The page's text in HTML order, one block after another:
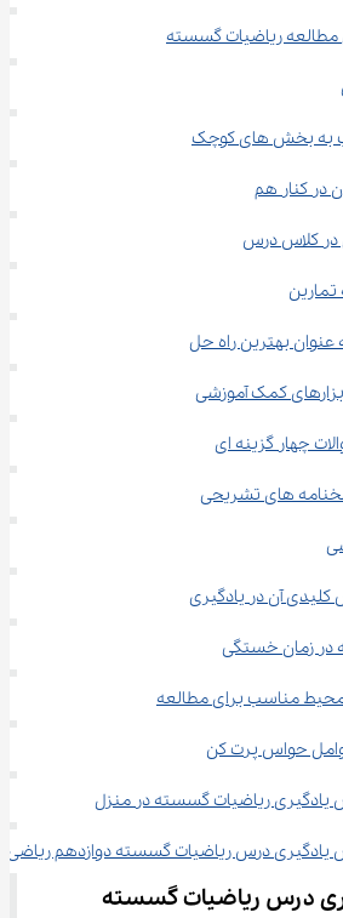
ریاضیات گسسته
به بخش های کوچک
در کنار هم
کلاس درس
عنوان بهترین راه حل
کمک آموزشی
چهار گزینه ای
های تشریحی
آن در یادگیری
در زمان خستگی
مناسب برای مطالعه
حواس پرت کن
یادگیری ریاضیات گسسته در منزل
یادگیری درس ریاضیات گسسته دوازدهم ریاضی
درس ریاضیات گسسته